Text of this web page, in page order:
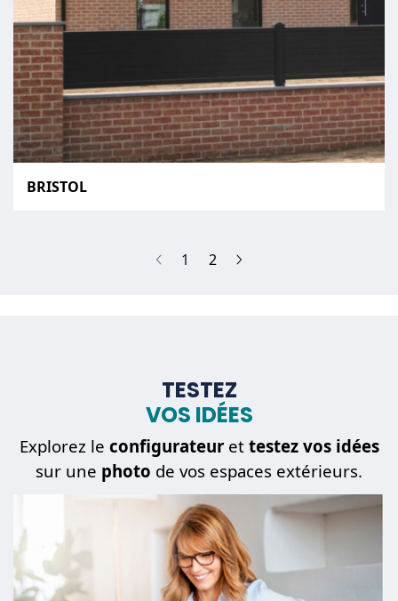
BRISTOL
1 (current)
2
TESTEZ
VOS IDÉES
Explorez le configurateuret testez vos idées
sur une photo de vos espaces extérieurs.